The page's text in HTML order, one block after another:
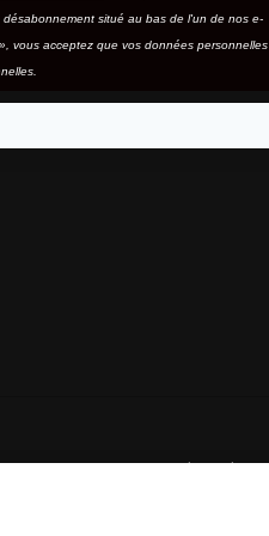
situé au bas de l'un de nos e-
vous acceptez que vos données personnelles